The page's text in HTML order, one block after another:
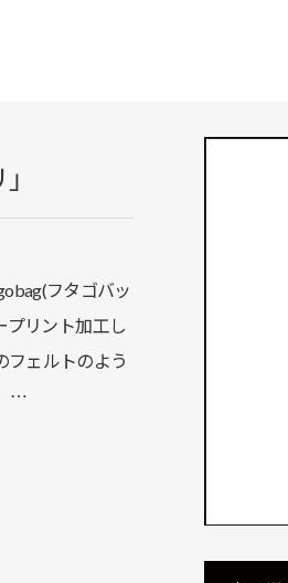
フタゴバッ
プリント加工し
フェルトのよう
…